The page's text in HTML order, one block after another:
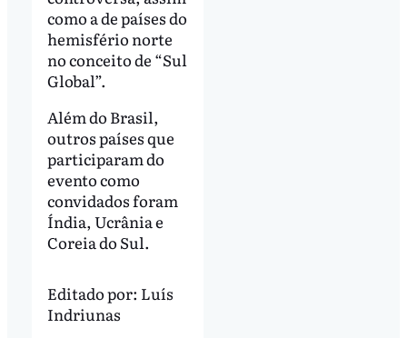
como a de países do
hemisfério norte
no conceito de “Sul
Global”.
Além do Brasil,
outros países que
participaram do
evento como
convidados foram
Índia, Ucrânia e
Coreia do Sul.
Editado por: Luís
Indriunas